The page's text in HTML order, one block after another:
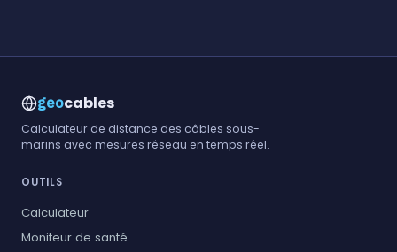
geocables
Calculateur de distance des câbles sous-
marins avec mesures réseau en temps réel.
OUTILS
Calculateur
Moniteur de santé